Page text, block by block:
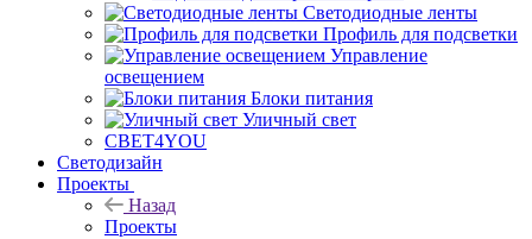
Светодиодные ленты
Профиль для подсветки
Управление
освещением
Блоки питания
Уличный свет
СВЕТ4YOU
Светодизайн
Проекты
Назад
Проекты